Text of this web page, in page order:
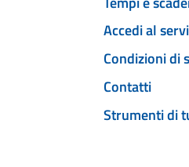
Accedi al
Condizioni di
Contatti
Strumenti di